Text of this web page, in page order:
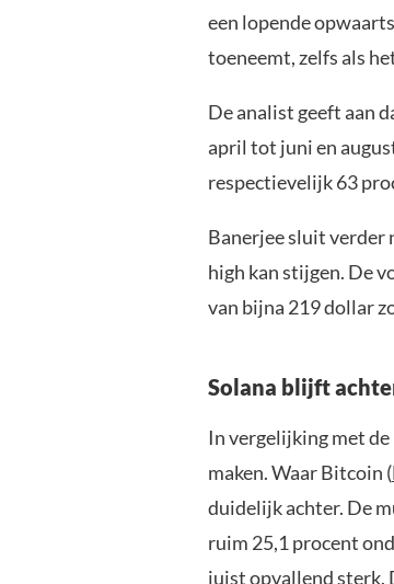
een lopende
toeneemt, zelfs als
De analist geeft aan
april tot juni en
respectievelijk 63
Banerjee sluit verder
high kan stijgen. De
van bijna 219 dollar
Solana blijft
In vergelijking met
maken. Waar Bitcoin (
duidelijk achter. De
ruim 25,1 procent
juist opvallend sterk.